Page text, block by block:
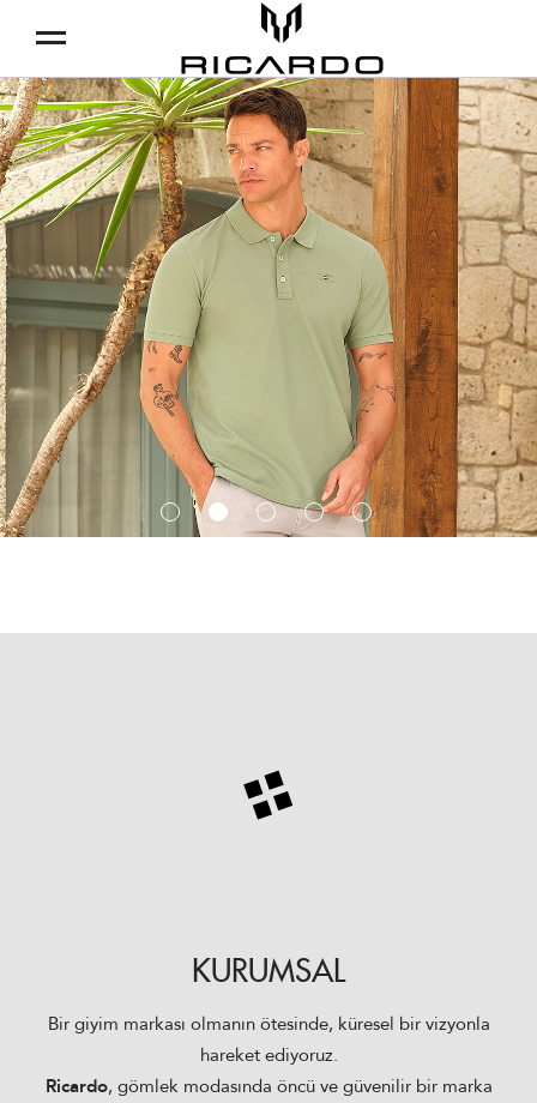
KURUMSAL
Bir giyim markası olmanın ötesinde, küresel bir vizyonla
hareket ediyoruz.
Ricardo, gömlek modasında öncü ve güvenilir bir marka